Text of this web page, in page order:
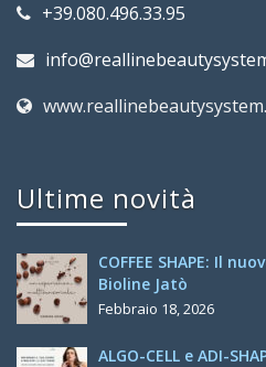
+39.080.496.33.95
Ultime novità
COFFEE SHAPE: Il
Bioline Jatò
Febbraio 18, 2026
ALGO-CELL e ADI-